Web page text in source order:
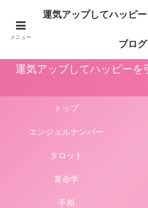
占いや風水、気学やパワーストーン等によ
豊かにしてくれます。このサイトではそん
運気アップしてハッピーを
トップ
エンジェルナンバー
タロット
算命学
手相
メニュー
運気アップしてハッピ
ブログ